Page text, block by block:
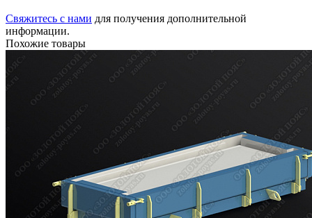
Свяжитесь с нами для получения дополнительной
информации.
Похожие товары